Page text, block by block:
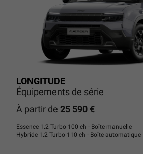
LONGITUDE
Équipements de série
À partir de 25 590 €
Essence 1.2 Turbo 100 ch - Boîte manuelle
Hybride 1.2 Turbo 110 ch - Boîte automatique